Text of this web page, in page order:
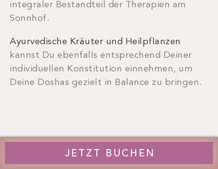
JETZT BUCHEN
integraler Bestandteil der Therapien am
Sonnhof.
Ayurvedische Kräuter und Heilpflanzen
kannst Du ebenfalls entsprechend Deiner
individuellen Konstitution einnehmen, um
Deine Doshas gezielt in Balance zu bringen.